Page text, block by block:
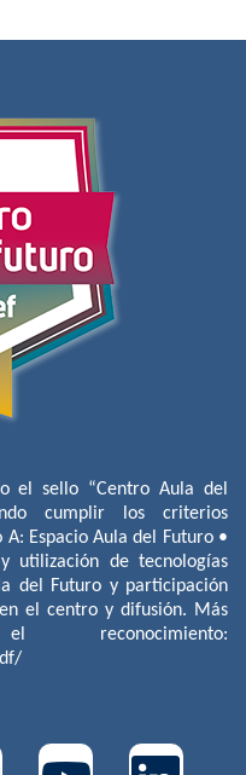
el sello “Centro Aula del
cumplir los criterios
Espacio Aula del Futuro •
utilización de tecnologías
del Futuro y participación
el centro y difusión. Más
reconocimiento: